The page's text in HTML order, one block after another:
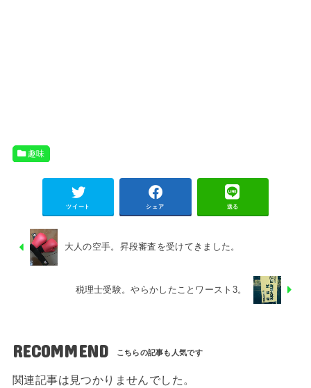
趣味
ツイート シェア 送る
大人の空手。昇段審査を受けてきました。
税理士受験。やらかしたことワースト3。
RECOMMEND
関連記事は見つかりませんでした。